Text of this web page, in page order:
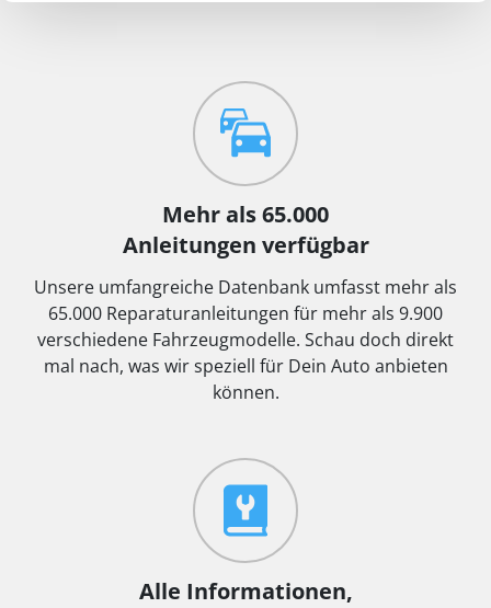
Mehr als 65.000
Anleitungen verfügbar
Unsere umfangreiche Datenbank umfasst mehr als
65.000 Reparaturanleitungen für mehr als 9.900
verschiedene Fahrzeugmodelle. Schau doch direkt
mal nach, was wir speziell für Dein Auto anbieten
können.
Alle Informationen,